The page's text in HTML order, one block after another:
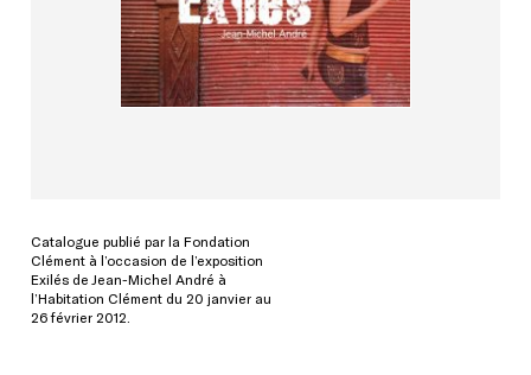
Catalogue publié par la Fondation
Clément à l’occasion de l’exposition
Exilés de Jean-Michel André à
l’Habitation Clément du 20 janvier au
26 février 2012.